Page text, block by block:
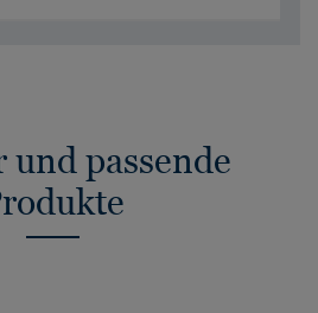
und passende